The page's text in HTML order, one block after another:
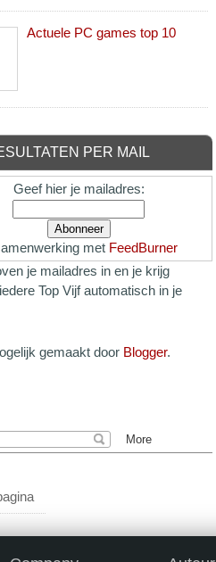
Actuele PC games top 10
PER MAIL
Geef hier je mailadres:
met FeedBurner
je mailadres in en je krijg
Top Vijf automatisch in je
gemaakt door Blogger.